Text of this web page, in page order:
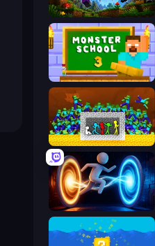
Noob: Wall Crusher
Monster School 3
Stick Fighter vs Zombies
Portal Escape